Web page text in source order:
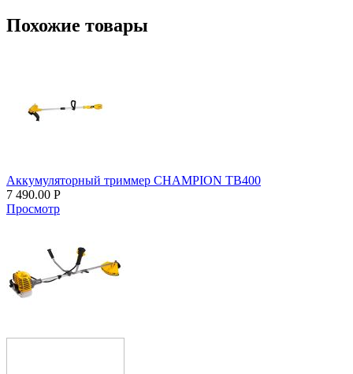
Похожие товары
Аккумуляторный триммер CHAMPION TB400
7 490.00 Р
Просмотр